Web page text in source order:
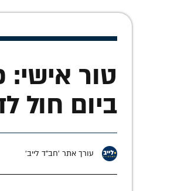
טור
ביום חול
עורך אתר 'חב"ד לייב'